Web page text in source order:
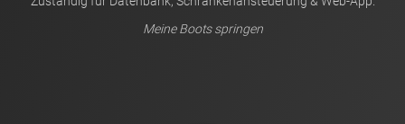
Meine Boots springen